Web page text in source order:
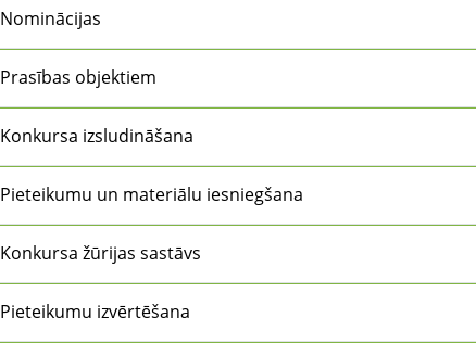
objektiem
izsludināšana
un materiālu iesniegšana
žūrijas sastāvs
izvērtēšana